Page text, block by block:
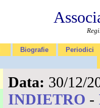
Biografie Periodici
Data: 30/12/
INDIETRO -